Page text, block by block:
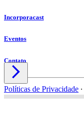
Incorporacast
Eventos
Contato

Políticas de Privacidade ∙